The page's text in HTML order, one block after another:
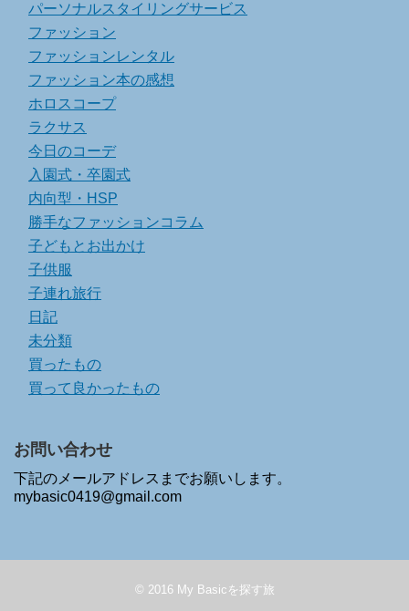
パーソナルスタイリングサービス
ファッション
ファッションレンタル
ファッション本の感想
ホロスコープ
ラクサス
今日のコーデ
入園式・卒園式
内向型・HSP
勝手なファッションコラム
子どもとお出かけ
子供服
子連れ旅行
日記
未分類
買ったもの
買って良かったもの
お問い合わせ
下記のメールアドレスまでお願いします。
mybasic0419@gmail.com
© 2016 My Basicを探す旅